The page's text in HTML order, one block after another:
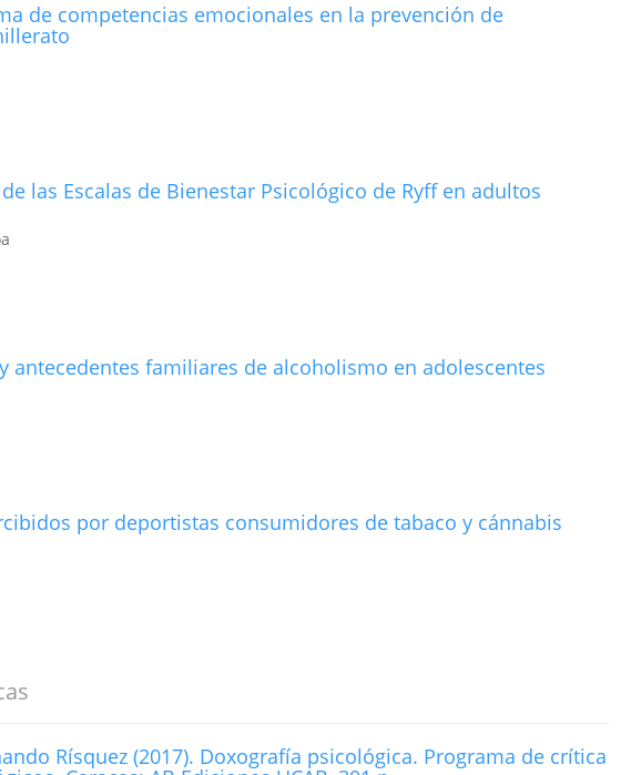
de competencias emocionales en la prevención de
las Escalas de Bienestar Psicológico de Ryff en adultos
antecedentes familiares de alcoholismo en adolescentes
por deportistas consumidores de tabaco y cánnabis
Rísquez (2017). Doxografía psicológica. Programa de crítica